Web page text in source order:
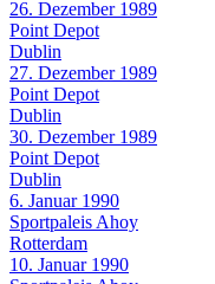
26. Dezember 1989
Point Depot
Dublin
27. Dezember 1989
Point Depot
Dublin
30. Dezember 1989
Point Depot
Dublin
6. Januar 1990
Sportpaleis Ahoy
Rotterdam
10. Januar 1990